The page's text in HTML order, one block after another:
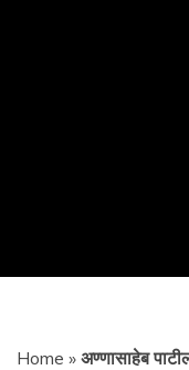
Home » अण्णासाहेब